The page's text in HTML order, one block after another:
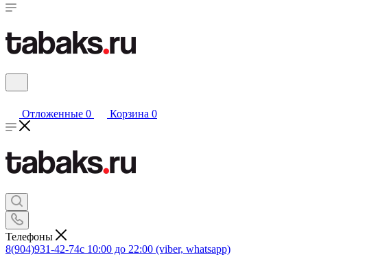
Отложенные 0 Корзина 0
Телефоны
8(904)931-42-74с 10:00 до 22:00 (viber, whatsapp)